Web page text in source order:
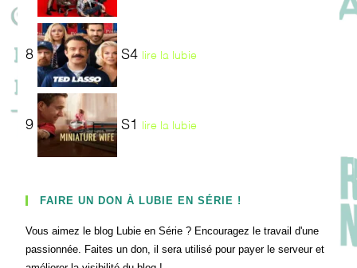
8 S4 lire la lubie
9 S1 lire la lubie
FAIRE UN DON À LUBIE EN SÉRIE !
Vous aimez le blog Lubie en Série ? Encouragez le travail d'une
passionnée. Faites un don, il sera utilisé pour payer le serveur et